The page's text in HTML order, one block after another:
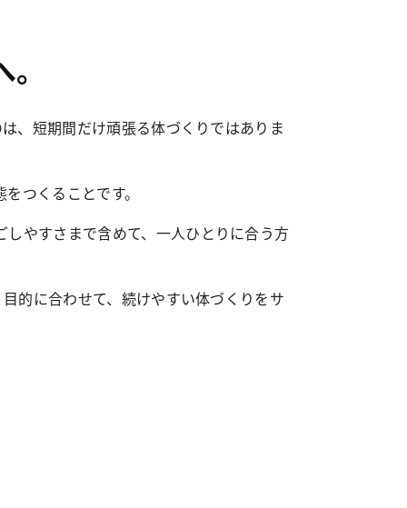
、短期間だけ頑張る体づくりではありま
つくることです。
やすさまで含めて、一人ひとりに合う方
的に合わせて、続けやすい体づくりをサ